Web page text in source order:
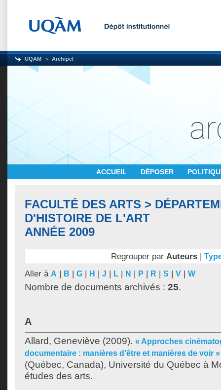
UQAM Archipel
ACCUEIL DÉPOSER
FACULTÉ DES ARTS >
D'HISTOIRE DE L'ART
ANNÉE 2009
Regrouper par Auteurs|
Aller à A | B | G | H | J | L | N | P | R | S | V | W
Nombre de documents archivés : 25.
A
Allard, Geneviève (2009). « Approches
documentaire : manières d'être et manières de voir »
(Québec, Canada), Université du Québec à
études des arts.